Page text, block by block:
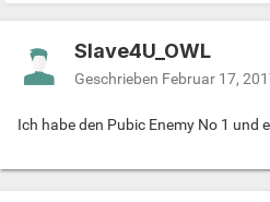
Slave4U_OWL
Geschrieben Februar 17,
Ich habe den Pubic Enemy No 1 und